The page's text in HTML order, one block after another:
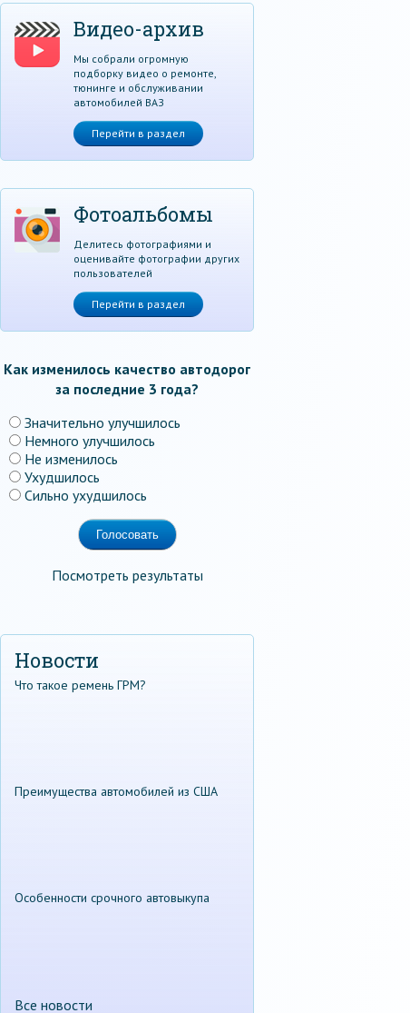
Видео-архив
Мы собрали огромную
подборку видео о ремонте,
тюнинге и обслуживании
автомобилей ВАЗ
Перейти в раздел
Фотоальбомы
Делитесь фотографиями и
оценивайте фотографии других
пользователей
Перейти в раздел
Как изменилось качество автодорог
за последние 3 года?
Значительно улучшилось
Немного улучшилось
Не изменилось
Ухудшилось
Сильно ухудшилось
Посмотреть результаты
Новости
Что такое ремень ГРМ?
Преимущества автомобилей из США
Особенности срочного автовыкупа
Все новости